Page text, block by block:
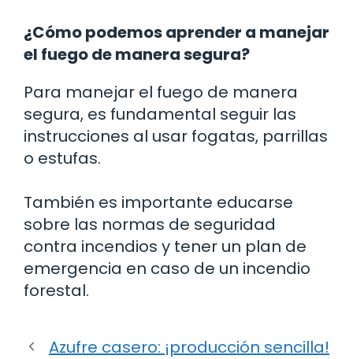
¿Cómo podemos aprender a manejar
el fuego de manera segura?
Para manejar el fuego de manera
segura, es fundamental seguir las
instrucciones al usar fogatas, parrillas
o estufas.
También es importante educarse
sobre las normas de seguridad
contra incendios y tener un plan de
emergencia en caso de un incendio
forestal.
Azufre casero: ¡producción sencilla!